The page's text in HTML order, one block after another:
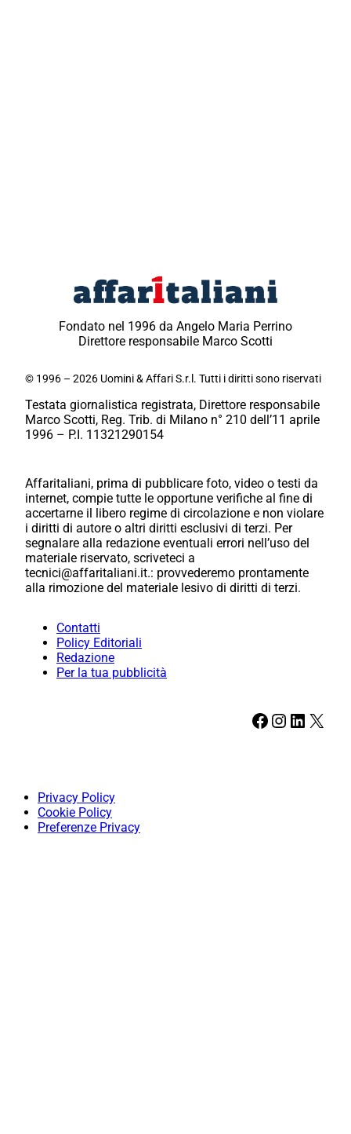
Fondato nel 1996 da Angelo Maria Perrino
Direttore responsabile Marco Scotti
© 1996 – 2026 Uomini & Affari S.r.l. Tutti i diritti sono riservati
Testata giornalistica registrata, Direttore responsabile
Marco Scotti, Reg. Trib. di Milano n° 210 dell’11 aprile
1996 – P.I. 11321290154
Affaritaliani, prima di pubblicare foto, video o testi da
internet, compie tutte le opportune verifiche al fine di
accertarne il libero regime di circolazione e non violare
i diritti di autore o altri diritti esclusivi di terzi. Per
segnalare alla redazione eventuali errori nell’uso del
materiale riservato, scriveteci a
tecnici@affaritaliani.it.: provvederemo prontamente
alla rimozione del materiale lesivo di diritti di terzi.
Contatti
Policy Editoriali
Redazione
Per la tua pubblicità
Facebook Instagram LinkedIn X
Privacy Policy
Cookie Policy
Preferenze Privacy